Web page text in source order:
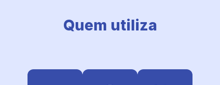
Quem utiliza